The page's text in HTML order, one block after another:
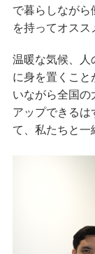
で暮らしなが
を持ってオスス
温暖な気候、人
に身を置くこと
いながら全国
アップできる
て、私たちと一